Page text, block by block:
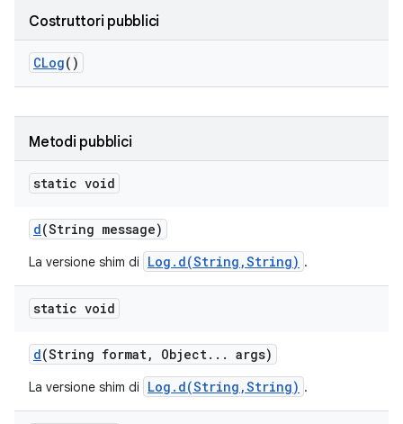
Costruttori pubblici
CLog()
Metodi pubblici
static void
d(String message)
La versione shim di Log.d(String,String) .
static void
d(String format, Object. . . args)
La versione shim di Log.d(String,String) .